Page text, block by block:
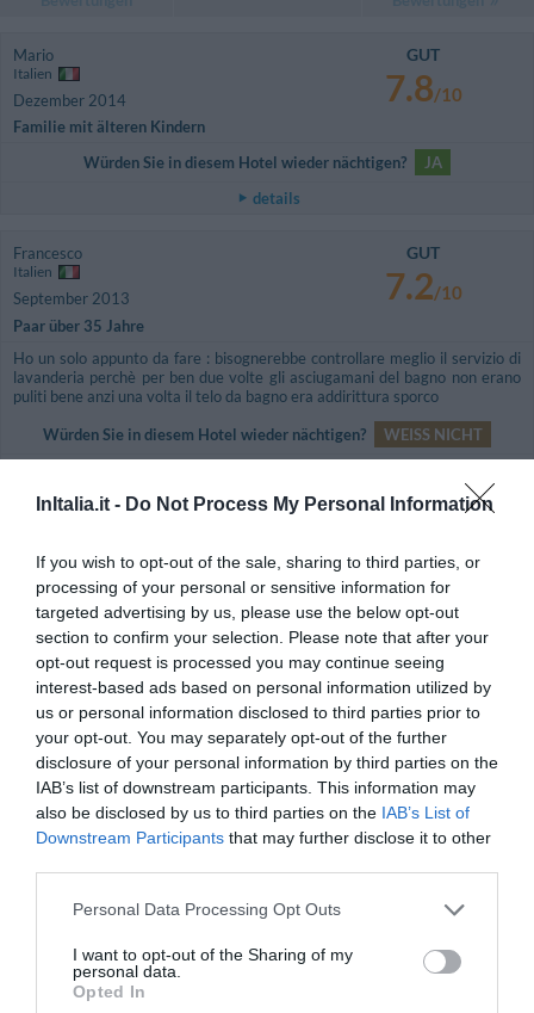
InItalia.it - Do Not Process My Personal Information
If you wish to opt-out of the sale, sharing to third parties, or
processing of your personal or sensitive information for
targeted advertising by us, please use the below opt-out
section to confirm your selection. Please note that after your
opt-out request is processed you may continue seeing
interest-based ads based on personal information utilized by
us or personal information disclosed to third parties prior to
your opt-out. You may separately opt-out of the further
disclosure of your personal information by third parties on the
IAB’s list of downstream participants. This information may
also be disclosed by us to third parties on the IAB’s List of
Downstream Participants that may further disclose it to other
Personal Data Processing Opt Outs
I want to opt-out of the Sharing of my
personal data.
Opted In
Mario
Italien
Dezember 2014
Familie mit älteren Kindern
GUT
7.8/10
Würden Sie in diesem Hotel wieder nächtigen?
JA
details
Francesco
Italien
September 2013
Paar über 35 Jahre
GUT
7.2/10
Ho un solo appunto da fare : bisognerebbe controllare meglio il servizio di
lavanderia perchè per ben due volte gli asciugamani del bagno non erano
puliti bene anzi una volta il telo da bagno era addirittura sporco
Würden Sie in diesem Hotel wieder nächtigen?
WEISS NICHT
April 2013
Familie mit älteren Kindern
9.2/10
Würden Sie in diesem Hotel wieder nächtigen?
JA
details
Vittorio
Italien
November 2012
Paar über 35 Jahre
FABELHAFT
8.5/10
Ho trovato estrema cortesia e cura dei particolari.
details
Österreich
September 2012
AUSSERGEWÖHNLICH